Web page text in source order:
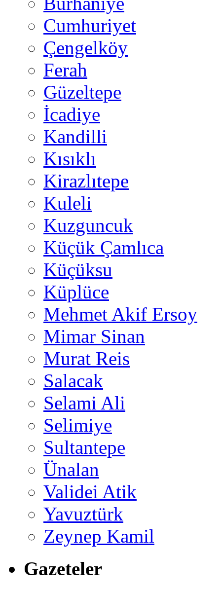
Cumhuriyet
Çengelköy
Ferah
Güzeltepe
İcadiye
Kandilli
Kısıklı
Kirazlıtepe
Kuleli
Kuzguncuk
Küçük Çamlıca
Küçüksu
Küplüce
Mehmet Akif Ersoy
Mimar Sinan
Murat Reis
Salacak
Selami Ali
Selimiye
Sultantepe
Ünalan
Validei Atik
Yavuztürk
Zeynep Kamil
Gazeteler